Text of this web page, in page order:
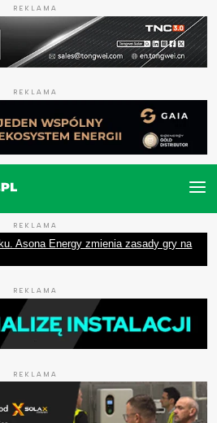
REKLAMA
REKLAMA
REKLAMA
Asona Energy zmienia zasady gry na
REKLAMA
REKLAMA